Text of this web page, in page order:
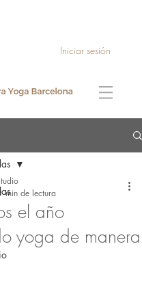
Iniciar sesión
el año
yoga de manera
min de lectura